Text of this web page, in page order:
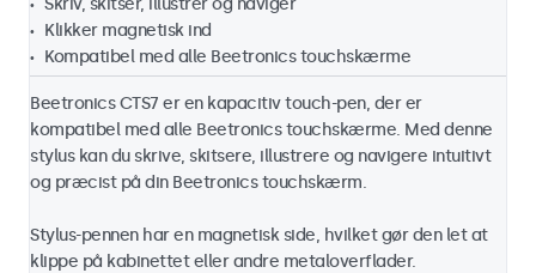
Klikker magnetisk ind
Kompatibel med alle Beetronics touchskærme
Beetronics CTS7 er en kapacitiv touch-pen, der er
kompatibel med alle Beetronics touchskærme. Med denne
stylus kan du skrive, skitsere, illustrere og navigere intuitivt
og præcist på din Beetronics touchskærm.
Stylus-pennen har en magnetisk side, hvilket gør den let at
klippe på kabinettet eller andre metaloverflader.